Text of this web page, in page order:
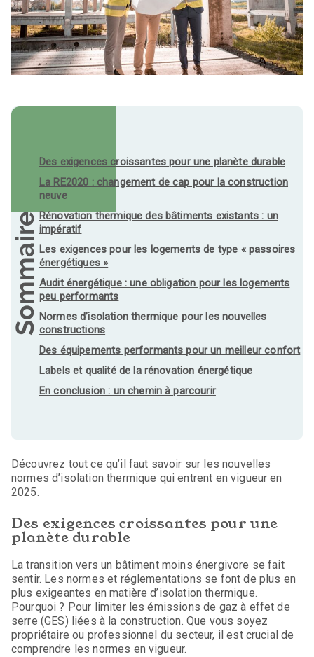
Sommaire
Des exigences croissantes pour une planète durable
La RE2020 : changement de cap pour la construction
neuve
Rénovation thermique des bâtiments existants : un
impératif
Les exigences pour les logements de type « passoires
énergétiques »
Audit énergétique : une obligation pour les logements
peu performants
Normes d’isolation thermique pour les nouvelles
constructions
Des équipements performants pour un meilleur confort
Labels et qualité de la rénovation énergétique
En conclusion : un chemin à parcourir
Découvrez tout ce qu’il faut savoir sur les nouvelles
normes d’isolation thermique qui entrent en vigueur en
2025.
Des exigences croissantes pour une
planète durable
La transition vers un bâtiment moins énergivore se fait
sentir. Les normes et réglementations se font de plus en
plus exigeantes en matière d’isolation thermique.
Pourquoi ? Pour limiter les émissions de gaz à effet de
serre (GES) liées à la construction. Que vous soyez
propriétaire ou professionnel du secteur, il est crucial de
comprendre les normes en vigueur.